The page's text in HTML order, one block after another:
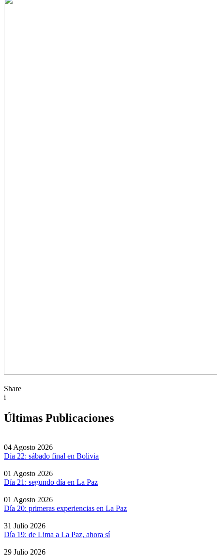
Share
i
Últimas Publicaciones
04 Agosto 2026
Día 22: sábado final en Bolivia
01 Agosto 2026
Día 21: segundo día en La Paz
01 Agosto 2026
Día 20: primeras experiencias en La Paz
31 Julio 2026
Día 19: de Lima a La Paz, ahora sí
29 Julio 2026